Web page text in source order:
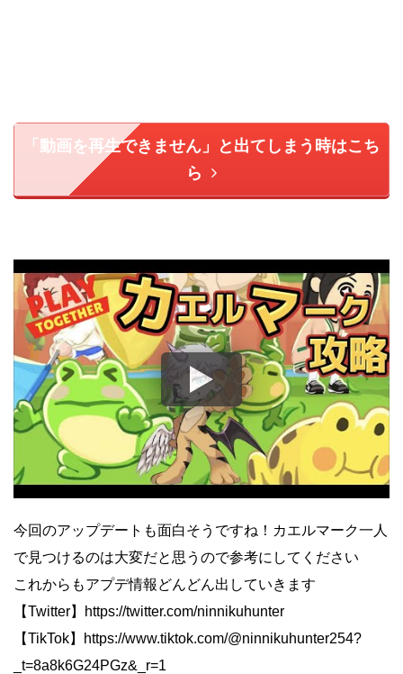
「動画を再生できません」と出てしまう時はこち
ら
今回のアップデートも面白そうですね！カエルマーク一人
で見つけるのは大変だと思うので参考にしてください
これからもアプデ情報どんどん出していきます
【Twitter】https://twitter.com/ninnikuhunter
【TikTok】https://www.tiktok.com/@ninnikuhunter254?
_t=8a8k6G24PGz&_r=1